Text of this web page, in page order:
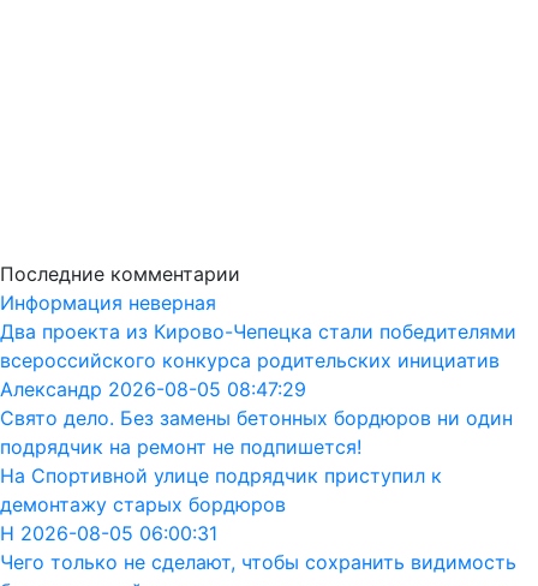
Последние комментарии
Информация неверная
Два проекта из Кирово-Чепецка стали победителями
всероссийского конкурса родительских инициатив
Александр 2026-08-05 08:47:29
Свято дело. Без замены бетонных бордюров ни один
подрядчик на ремонт не подпишется!
На Спортивной улице подрядчик приступил к
демонтажу старых бордюров
Н 2026-08-05 06:00:31
Чего только не сделают, чтобы сохранить видимость